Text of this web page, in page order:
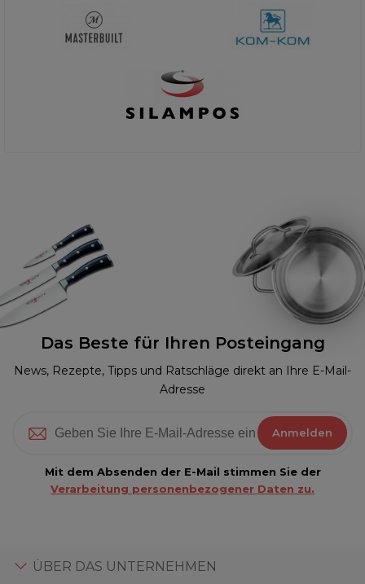
Das Beste für Ihren Posteingang
News, Rezepte, Tipps und Ratschläge direkt an Ihre E-Mail-
Adresse
Anmelden
Mit dem Absenden der E-Mail stimmen Sie der
Verarbeitung personenbezogener Daten zu.
ÜBER DAS UNTERNEHMEN